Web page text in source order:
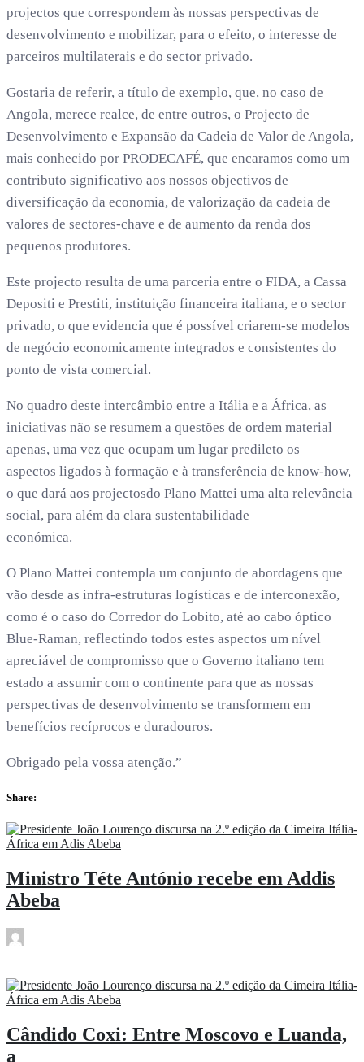
projectos que correspondem às nossas perspectivas de
desenvolvimento e mobilizar, para o efeito, o interesse de
parceiros multilaterais e do sector privado.
Gostaria de referir, a título de exemplo, que, no caso de
Angola, merece realce, de entre outros, o Projecto de
Desenvolvimento e Expansão da Cadeia de Valor de Angola,
mais conhecido por PRODECAFÉ, que encaramos como um
contributo significativo aos nossos objectivos de
diversificação da economia, de valorização da cadeia de
valores de sectores-chave e de aumento da renda dos
pequenos produtores.
Este projecto resulta de uma parceria entre o FIDA, a Cassa
Depositi e Prestiti, instituição financeira italiana, e o sector
privado, o que evidencia que é possível criarem-se modelos
de negócio economicamente integrados e consistentes do
ponto de vista comercial.
No quadro deste intercâmbio entre a Itália e a África, as
iniciativas não se resumem a questões de ordem material
apenas, uma vez que ocupam um lugar predileto os
aspectos ligados à formação e à transferência de know-how,
o que dará aos projectosdo Plano Mattei uma alta relevância
social, para além da clara sustentabilidade
económica.
O Plano Mattei contempla um conjunto de abordagens que
vão desde as infra-estruturas logísticas e de interconexão,
como é o caso do Corredor do Lobito, até ao cabo óptico
Blue-Raman, reflectindo todos estes aspectos um nível
apreciável de compromisso que o Governo italiano tem
estado a assumir com o continente para que as nossas
perspectivas de desenvolvimento se transformem em
benefícios recíprocos e duradouros.
Obrigado pela vossa atenção.”
Share:
Ministro Téte António recebe em Addis
Abeba
Cândido Coxi: Entre Moscovo e Luanda,
a